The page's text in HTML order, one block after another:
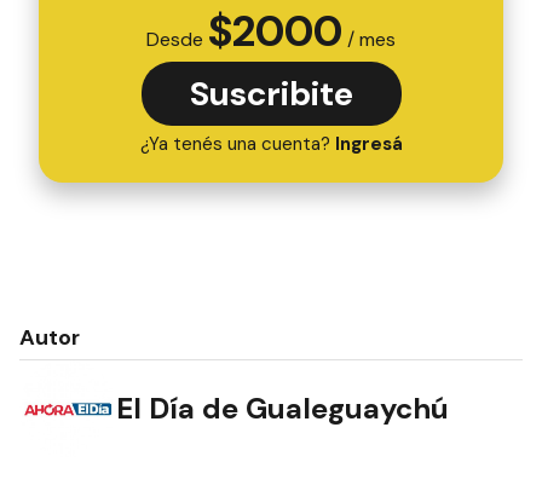
Desde $2000 / mes
Suscribite
¿Ya tenés una cuenta? Ingresá
Autor
El Día de Gualeguaychú